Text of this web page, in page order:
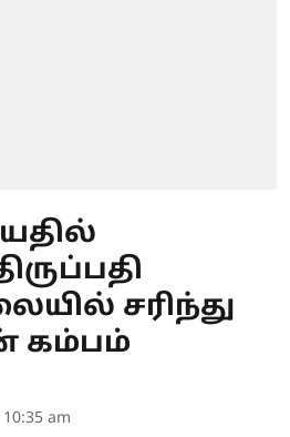
சரிந்து
கம்பம்
am